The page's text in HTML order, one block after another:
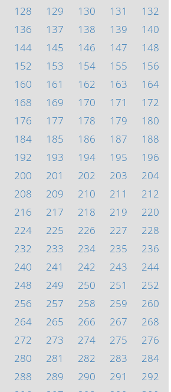
128 129 130 131
132
136 137 138 139
140
144 145 146 147
148
152 153 154 155
156
160 161 162 163
164
168 169 170 171
172
176 177 178 179
180
184 185 186 187
188
192 193 194 195
196
200 201 202 203
204
208 209 210 211
212
216 217 218 219
220
224 225 226 227
228
232 233 234 235
236
240 241 242 243
244
248 249 250 251
252
256 257 258 259
260
264 265 266 267
268
272 273 274 275
276
280 281 282 283
284
288 289 290 291
292